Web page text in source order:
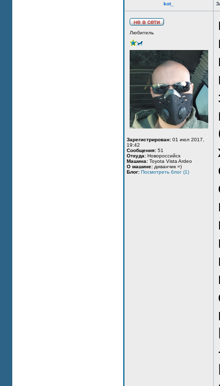
kot_
Любитель
Зарегистрирован: 01 июл 2017,
19:42
Сообщения: 51
Откуда: Новороссийск
Машина: Toyota Vista Ardeo
О машине: диванчик =)
Блог: Посмотреть блог (1)